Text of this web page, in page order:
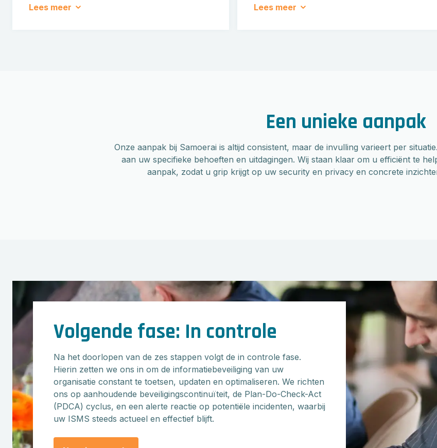
Lees meer
verbeteracties worden uitgezet. We bespreken
Lees meer
Een unieke aanpak
Onze aanpak bij Samoerai is altijd consistent, maar de invulling varieert per
aan uw specifieke behoeften en uitdagingen. Wij staan klaar om u efficiënt te
aanpak, zodat u grip krijgt op uw security en privacy en concrete
Volgende fase: In controle
Na het doorlopen van de zes stappen volgt de in controle fase.
Hierin zetten we ons in om de informatiebeveiliging van uw
organisatie constant te toetsen, updaten en optimaliseren. We richten
ons op aanhoudende beveiligingscontinuïteit, de Plan-Do-Check-Act
(PDCA) cyclus, en een alerte reactie op potentiële incidenten, waarbij
uw ISMS steeds actueel en effectief blijft.